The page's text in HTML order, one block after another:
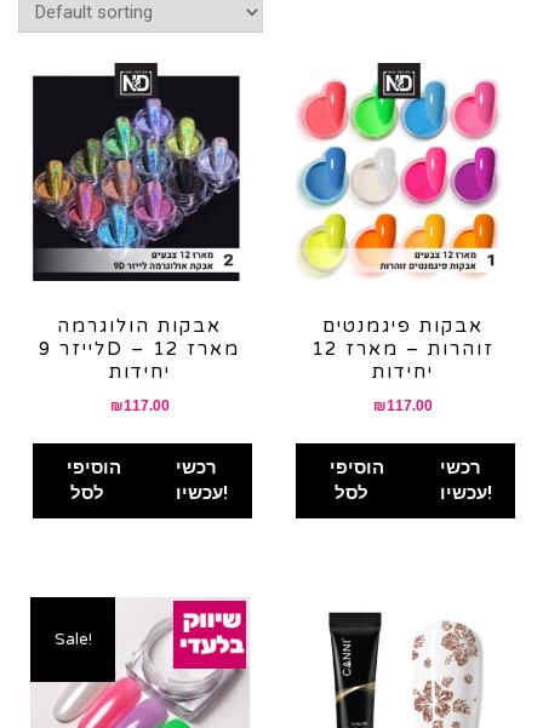
אבקות הולוגרמה
לייזר 9D – מארז 12
יחידות
₪117.00
הוסיפי
לסל
רכשי
עכשיו!
אבקות פיגמנטים
זוהרות – מארז 12
יחידות
₪117.00
הוסיפי
לסל
רכשי
עכשיו!
Sale!